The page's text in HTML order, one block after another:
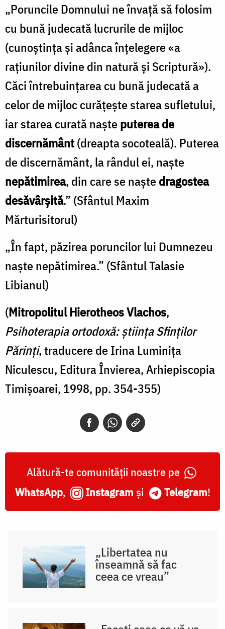
„Poruncile Domnului ne învaţă să folosim
cu bună judecată lucrurile de mijloc
(cunoştinţa şi adânca înţelegere «a
raţiunilor divine din natură şi Scriptură»).
Căci întrebuinţarea cu bună judecată a
celor de mijloc curăţeşte starea sufletului,
iar starea curată naşteputerea de
discernământ(dreapta socoteală). Puterea
de discernământ, la rândul ei, naşte
nepătimirea, din care se naştedragostea
desăvârşită.” (Sfântul Maxim
Mărturisitorul)
„În fapt, păzirea poruncilor lui Dumnezeu
naşte nepătimirea.” (Sfântul Talasie
Libianul)
(Mitropolitul Hierotheos Vlachos,
Psihoterapia ortodoxă: știința Sfinților
Părinți, traducere de Irina Luminița
Niculescu, Editura Învierea, Arhiepiscopia
Timișoarei, 1998, pp. 354-355)
Alătură-te comunității noastre pe
WhatsApp, Instagram și Telegram!
„Libertatea nu
înseamnă să fac
ceea ce vreau”